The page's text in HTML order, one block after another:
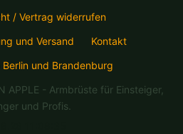
/ Vertrag widerrufen
und Versand
Kontakt
und Brandenburg
APPLE - Armbrüste für Einsteiger,
und Profis.